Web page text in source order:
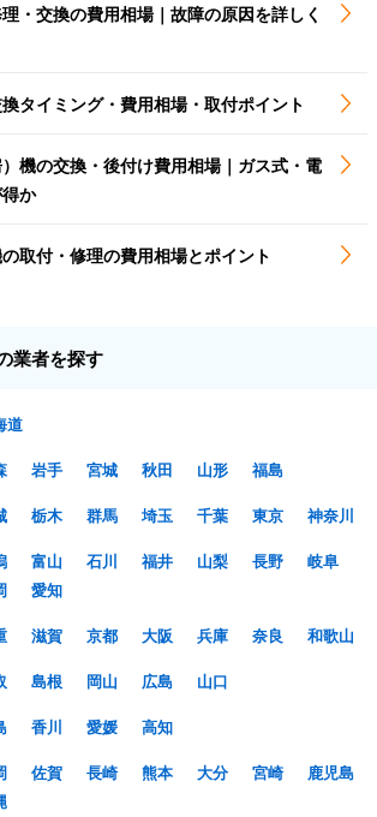
・交換の費用相場｜故障の原因を詳しく
タイミング・費用相場・取付ポイント
機の交換・後付け費用相場｜ガス式・電
か
取付・修理の費用相場とポイント
業者を探す
道
岩手 宮城 秋田 山形
福島
栃木 群馬 埼玉 千葉 東京
神奈川
富山 石川 福井 山梨 長野
岐阜
愛知
滋賀 京都 大阪 兵庫 奈良
和歌山
島根 岡山 広島
山口
香川 愛媛
高知
佐賀 長崎 熊本 大分 宮崎
鹿児島